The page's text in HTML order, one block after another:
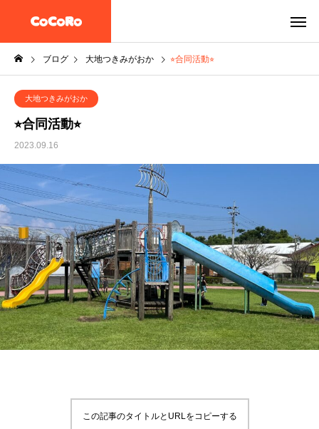
ブログ 大地つきみがおか ⭐︎合同活動⭐︎
大地つきみがおか
⭐︎合同活動⭐︎
2023.09.16
この記事のタイトルとURLをコピーする